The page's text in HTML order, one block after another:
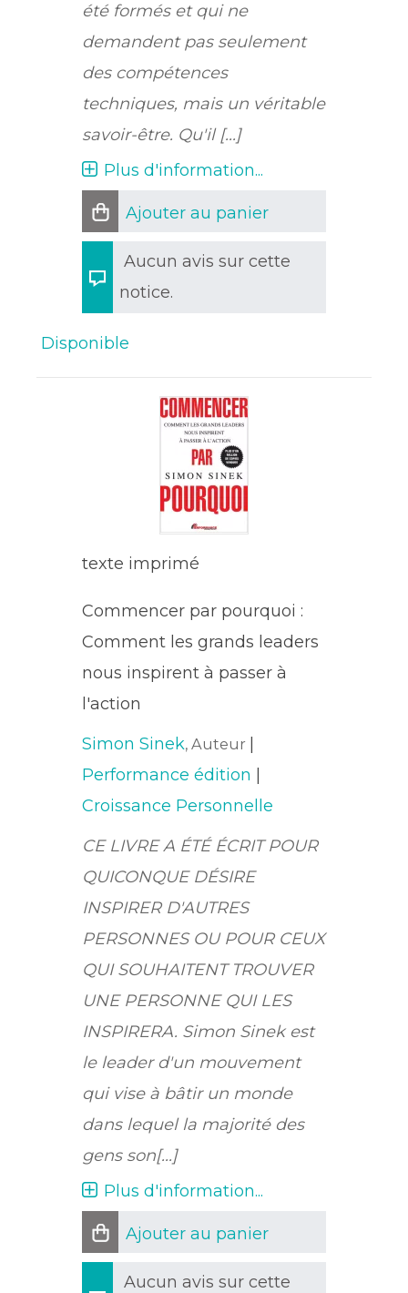
été formés et qui ne
demandent pas seulement
des compétences
techniques, mais un véritable
savoir-être. Qu'il [...]
Plus d'information...
Ajouter au panier
Aucun avis sur cette
notice.
Disponible
texte imprimé
Commencer par pourquoi :
Comment les grands leaders
nous inspirent à passer à
l'action
Simon Sinek, Auteur
Performance édition
Croissance Personnelle
CE LIVRE A ÉTÉ ÉCRIT POUR
QUICONQUE DÉSIRE
INSPIRER D'AUTRES
PERSONNES OU POUR CEUX
QUI SOUHAITENT TROUVER
UNE PERSONNE QUI LES
INSPIRERA. Simon Sinek est
le leader d'un mouvement
qui vise à bâtir un monde
dans lequel la majorité des
gens son[...]
Plus d'information...
Ajouter au panier
Aucun avis sur cette